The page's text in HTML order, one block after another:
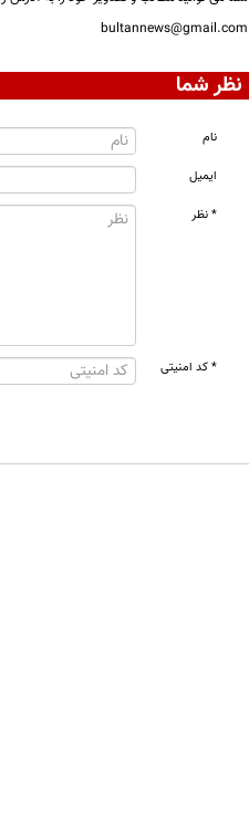
bultannews@gmail.com
نظر شما
نام
ایمیل
* نظر
* کد امنیتی